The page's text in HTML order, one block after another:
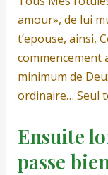
amour», de lui
t’epouse, ainsi,
commencement
minimum de
ordinaire… Seul
Ensuite
passe